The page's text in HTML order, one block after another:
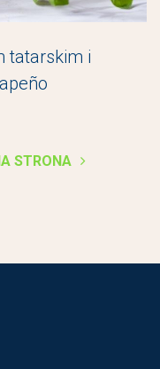
tatarskim i
STRONA